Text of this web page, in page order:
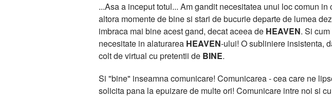
...Asa a inceput totul... Am gandit necesitatea unui loc comun in
altora momente de bine si stari de bucurie departe de lumea
imbraca mai bine acest gand, decat aceea de HEAVEN. Si cum
necesitate in alaturarea HEAVEN-ului! O subliniere insistenta,
colt de virtual cu pretentii de BINE.
Si "bine" inseamna comunicare! Comunicarea - cea care ne
solicita pana la epuizare de multe ori! Comunicare intre noi si